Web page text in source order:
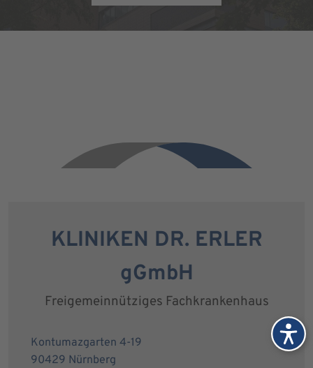
KLINIKEN DR. ERLER
gGmbH
Freigemeinnütziges Fachkrankenhaus
Kontumazgarten 4-19
90429 Nürnberg